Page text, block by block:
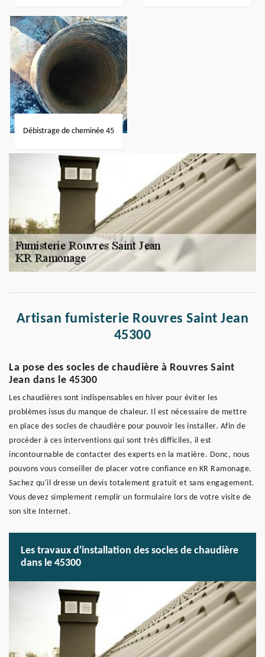
Débistrage de cheminée 45
Artisan fumisterie Rouvres Saint Jean
45300
La pose des socles de chaudière à Rouvres Saint
Jean dans le 45300
Les chaudières sont indispensables en hiver pour éviter les
problèmes issus du manque de chaleur. Il est nécessaire de mettre
en place des socles de chaudière pour pouvoir les installer. Afin de
procéder à ces interventions qui sont très difficiles, il est
incontournable de contacter des experts en la matière. Donc, nous
pouvons vous conseiller de placer votre confiance en KR Ramonage.
Sachez qu'il dresse un devis totalement gratuit et sans engagement.
Vous devez simplement remplir un formulaire lors de votre visite de
son site Internet.
Les travaux d'installation des socles de chaudière
dans le 45300